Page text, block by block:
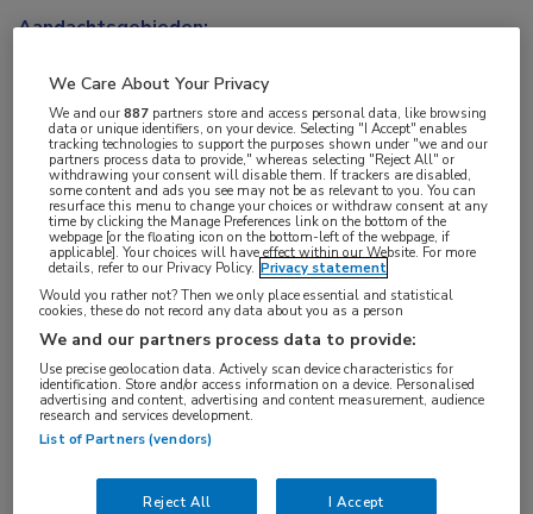
Switchen van ART met drie of vier middelen
(CAR) naar alleen dolutegravir (DTG) + rilpivirine
(RPV) ging in de SWORD-1- en SWORD-2-
studies niet ten koste van de effectiviteit; maar
een belangrijke vraag is of minder dan drie
antiretrovirale middelen de kans op inflammatie
of atherogenese verhogen. Een analyse van
biomarkers heeft hiervoor geen aanwijzingen
gevonden.
Aandachtsgebieden:
Tags:
antiretrovirale therapie,dolutegravir,inflammatie,rilpivirine
We Care About Your Privacy
We and our887 partners store and access personal data, like browsing
data or unique identifiers, on your device. Selecting "I Accept" enables
tracking technologies to support the purposes shown under "we and our
partners process data to provide," whereas selecting "Reject All" or
withdrawing your consent will disable them. If trackers are disabled,
some content and ads you see may not be as relevant to you. You can
resurface this menu to change your choices or withdraw consent at any
time by clicking the Manage Preferences link on the bottom of the
webpage [or the floating icon on the bottom-left of the webpage, if
applicable]. Your choices will have effect within our Website. For more
details, refer to our Privacy Policy. Privacy statement
Would you rather not? Then we only place essential and statistical
cookies, these do not record any data about you as a person
We and our partners process data to provide:
Use precise geolocation data. Actively scan device characteristics for
identification. Store and/or access information on a device. Personalised
advertising and content, advertising and content measurement, audience
research and services development.
List of Partners (vendors)
Reject All I Accept